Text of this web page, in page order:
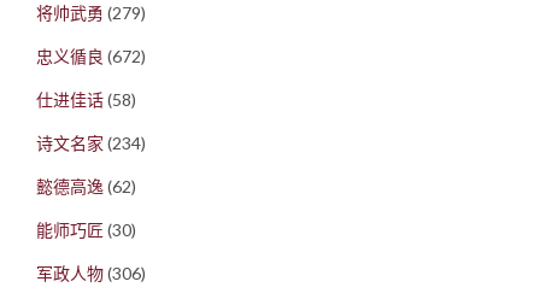
将帅武勇 (279)
忠义循良 (672)
仕进佳话(58)
诗文名家 (234)
懿德高逸(62)
能师巧匠 (30)
军政人物(306)